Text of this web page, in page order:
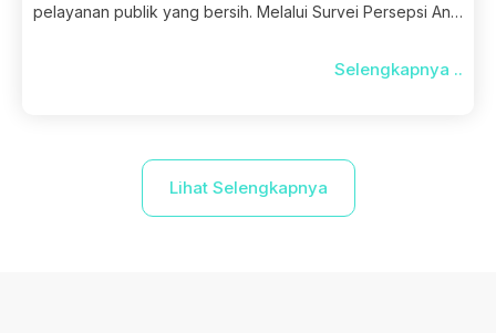
pelayanan publik yang bersih. Melalui Survei Persepsi Anti
Selengkapnya ..
Lihat Selengkapnya